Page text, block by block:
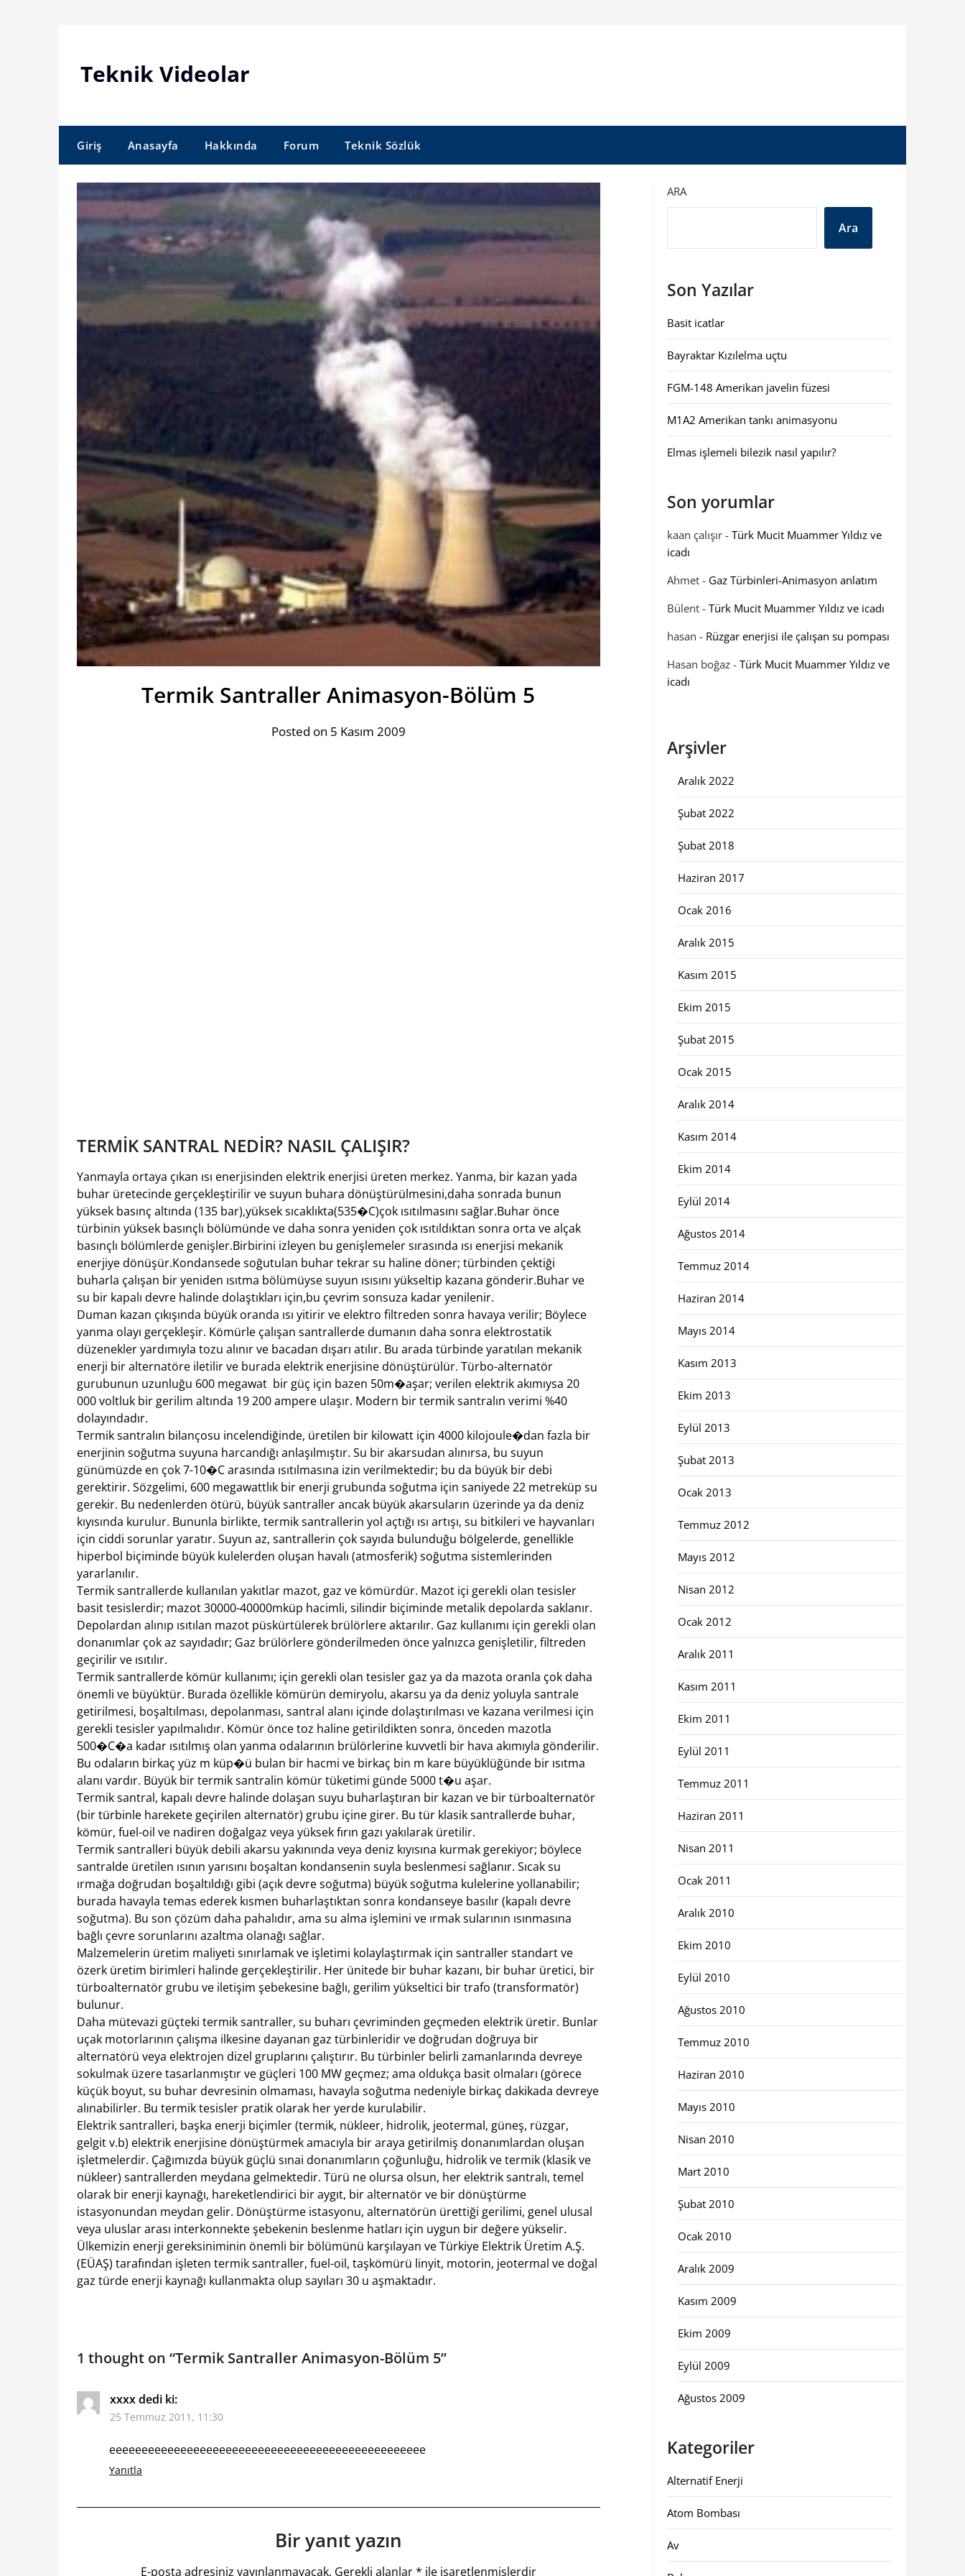
Teknik Videolar
Giriş Anasayfa Hakkında Forum Teknik Sözlük
Termik Santraller Animasyon-Bölüm 5
Posted on 5 Kasım 2009
TERMİK SANTRAL NEDİR? NASIL ÇALIŞIR?
Yanmayla ortaya çıkan ısı enerjisinden elektrik enerjisi üreten merkez. Yanma, bir kazan yada
buhar üretecinde gerçekleştirilir ve suyun buhara dönüştürülmesini,daha sonrada bunun
yüksek basınç altında (135 bar),yüksek sıcaklıkta(535�C)çok ısıtılmasını sağlar.Buhar önce
türbinin yüksek basınçlı bölümünde ve daha sonra yeniden çok ısıtıldıktan sonra orta ve alçak
basınçlı bölümlerde genişler.Birbirini izleyen bu genişlemeler sırasında ısı enerjisi mekanik
enerjiye dönüşür.Kondansede soğutulan buhar tekrar su haline döner; türbinden çektiği
buharla çalışan bir yeniden ısıtma bölümüyse suyun ısısını yükseltip kazana gönderir.Buhar ve
su bir kapalı devre halinde dolaştıkları için,bu çevrim sonsuza kadar yenilenir.
Duman kazan çıkışında büyük oranda ısı yitirir ve elektro filtreden sonra havaya verilir; Böylece
yanma olayı gerçekleşir. Kömürle çalışan santrallerde dumanın daha sonra elektrostatik
düzenekler yardımıyla tozu alınır ve bacadan dışarı atılır. Bu arada türbinde yaratılan mekanik
enerji bir alternatöre iletilir ve burada elektrik enerjisine dönüştürülür. Türbo-alternatör
gurubunun uzunluğu 600 megawat bir güç için bazen 50m�aşar; verilen elektrik akımıysa 20
000 voltluk bir gerilim altında 19 200 ampere ulaşır. Modern bir termik santralın verimi %40
dolayındadır.
Termik santralın bilançosu incelendiğinde, üretilen bir kilowatt için 4000 kilojoule�dan fazla bir
enerjinin soğutma suyuna harcandığı anlaşılmıştır. Su bir akarsudan alınırsa, bu suyun
günümüzde en çok 7-10�C arasında ısıtılmasına izin verilmektedir; bu da büyük bir debi
gerektirir. Sözgelimi, 600 megawattlık bir enerji grubunda soğutma için saniyede 22 metreküp su
gerekir. Bu nedenlerden ötürü, büyük santraller ancak büyük akarsuların üzerinde ya da deniz
kıyısında kurulur. Bununla birlikte, termik santrallerin yol açtığı ısı artışı, su bitkileri ve hayvanları
için ciddi sorunlar yaratır. Suyun az, santrallerin çok sayıda bulunduğu bölgelerde, genellikle
hiperbol biçiminde büyük kulelerden oluşan havalı (atmosferik) soğutma sistemlerinden
yararlanılır.
Termik santrallerde kullanılan yakıtlar mazot, gaz ve kömürdür. Mazot içi gerekli olan tesisler
basit tesislerdir; mazot 30000-40000mküp hacimli, silindir biçiminde metalik depolarda saklanır.
Depolardan alınıp ısıtılan mazot püskürtülerek brülörlere aktarılır. Gaz kullanımı için gerekli olan
donanımlar çok az sayıdadır; Gaz brülörlere gönderilmeden önce yalnızca genişletilir, filtreden
geçirilir ve ısıtılır.
Termik santrallerde kömür kullanımı; için gerekli olan tesisler gaz ya da mazota oranla çok daha
önemli ve büyüktür. Burada özellikle kömürün demiryolu, akarsu ya da deniz yoluyla santrale
getirilmesi, boşaltılması, depolanması, santral alanı içinde dolaştırılması ve kazana verilmesi için
gerekli tesisler yapılmalıdır. Kömür önce toz haline getirildikten sonra, önceden mazotla
500�C�a kadar ısıtılmış olan yanma odalarının brülörlerine kuvvetli bir hava akımıyla gönderilir.
Bu odaların birkaç yüz m küp�ü bulan bir hacmi ve birkaç bin m kare büyüklüğünde bir ısıtma
alanı vardır. Büyük bir termik santralin kömür tüketimi günde 5000 t�u aşar.
Termik santral, kapalı devre halinde dolaşan suyu buharlaştıran bir kazan ve bir türboalternatör
(bir türbinle harekete geçirilen alternatör) grubu içine girer. Bu tür klasik santrallerde buhar,
kömür, fuel-oil ve nadiren doğalgaz veya yüksek fırın gazı yakılarak üretilir.
Termik santralleri büyük debili akarsu yakınında veya deniz kıyısına kurmak gerekiyor; böylece
santralde üretilen ısının yarısını boşaltan kondansenin suyla beslenmesi sağlanır. Sıcak su
ırmağa doğrudan boşaltıldığı gibi (açık devre soğutma) büyük soğutma kulelerine yollanabilir;
burada havayla temas ederek kısmen buharlaştıktan sonra kondanseye basılır (kapalı devre
soğutma). Bu son çözüm daha pahalıdır, ama su alma işlemini ve ırmak sularının ısınmasına
bağlı çevre sorunlarını azaltma olanağı sağlar.
Malzemelerin üretim maliyeti sınırlamak ve işletimi kolaylaştırmak için santraller standart ve
özerk üretim birimleri halinde gerçekleştirilir. Her ünitede bir buhar kazanı, bir buhar üretici, bir
türboalternatör grubu ve iletişim şebekesine bağlı, gerilim yükseltici bir trafo (transformatör)
bulunur.
Daha mütevazi güçteki termik santraller, su buharı çevriminden geçmeden elektrik üretir. Bunlar
uçak motorlarının çalışma ilkesine dayanan gaz türbinleridir ve doğrudan doğruya bir
alternatörü veya elektrojen dizel gruplarını çalıştırır. Bu türbinler belirli zamanlarında devreye
sokulmak üzere tasarlanmıştır ve güçleri 100 MW geçmez; ama oldukça basit olmaları (görece
küçük boyut, su buhar devresinin olmaması, havayla soğutma nedeniyle birkaç dakikada devreye
alınabilirler. Bu termik tesisler pratik olarak her yerde kurulabilir.
Elektrik santralleri, başka enerji biçimler (termik, nükleer, hidrolik, jeotermal, güneş, rüzgar,
gelgit v.b) elektrik enerjisine dönüştürmek amacıyla bir araya getirilmiş donanımlardan oluşan
işletmelerdir. Çağımızda büyük güçlü sınai donanımların çoğunluğu, hidrolik ve termik (klasik ve
nükleer) santrallerden meydana gelmektedir. Türü ne olursa olsun, her elektrik santralı, temel
olarak bir enerji kaynağı, hareketlendirici bir aygıt, bir alternatör ve bir dönüştürme
istasyonundan meydan gelir. Dönüştürme istasyonu, alternatörün ürettiği gerilimi, genel ulusal
veya uluslar arası interkonnekte şebekenin beslenme hatları için uygun bir değere yükselir.
Ülkemizin enerji gereksiniminin önemli bir bölümünü karşılayan ve Türkiye Elektrik Üretim A.Ş.
(EÜAŞ) tarafından işleten termik santraller, fuel-oil, taşkömürü linyit, motorin, jeotermal ve doğal
gaz türde enerji kaynağı kullanmakta olup sayıları 30 u aşmaktadır.
1 thought on “Termik Santraller Animasyon-Bölüm 5”
xxxxdedi ki:
25 Temmuz 2011, 11:30
eeeeeeeeeeeeeeeeeeeeeeeeeeeeeeeeeeeeeeeeeeeeeeeee
Yanıtla
Bir yanıt yazın
E-posta adresiniz yayınlanmayacak. Gerekli alanlar* ile işaretlenmişlerdir
ARA
Ara
Son Yazılar
Basit icatlar
Bayraktar Kızılelma uçtu
FGM-148 Amerikan javelin füzesi
M1A2 Amerikan tankı animasyonu
Elmas işlemeli bilezik nasıl yapılır?
Son yorumlar
kaan çalışır- Türk Mucit Muammer Yıldız ve
icadı
Ahmet- Gaz Türbinleri-Animasyon anlatım
Bülent- Türk Mucit Muammer Yıldız ve icadı
hasan - Rüzgar enerjisi ile çalışan su pompası
Hasan boğaz- Türk Mucit Muammer Yıldız ve
icadı
Arşivler
Aralık 2022
Şubat 2022
Şubat 2018
Haziran 2017
Ocak 2016
Aralık 2015
Kasım 2015
Ekim 2015
Şubat 2015
Ocak 2015
Aralık 2014
Kasım 2014
Ekim 2014
Eylül 2014
Ağustos 2014
Temmuz 2014
Haziran 2014
Mayıs 2014
Kasım 2013
Ekim 2013
Eylül 2013
Şubat 2013
Ocak 2013
Temmuz 2012
Mayıs 2012
Nisan 2012
Ocak 2012
Aralık 2011
Kasım 2011
Ekim 2011
Eylül 2011
Temmuz 2011
Haziran 2011
Nisan 2011
Ocak 2011
Aralık 2010
Ekim 2010
Eylül 2010
Ağustos 2010
Temmuz 2010
Haziran 2010
Mayıs 2010
Nisan 2010
Mart 2010
Şubat 2010
Ocak 2010
Aralık 2009
Kasım 2009
Ekim 2009
Eylül 2009
Ağustos 2009
Kategoriler
Alternatif Enerji
Atom Bombası
Av